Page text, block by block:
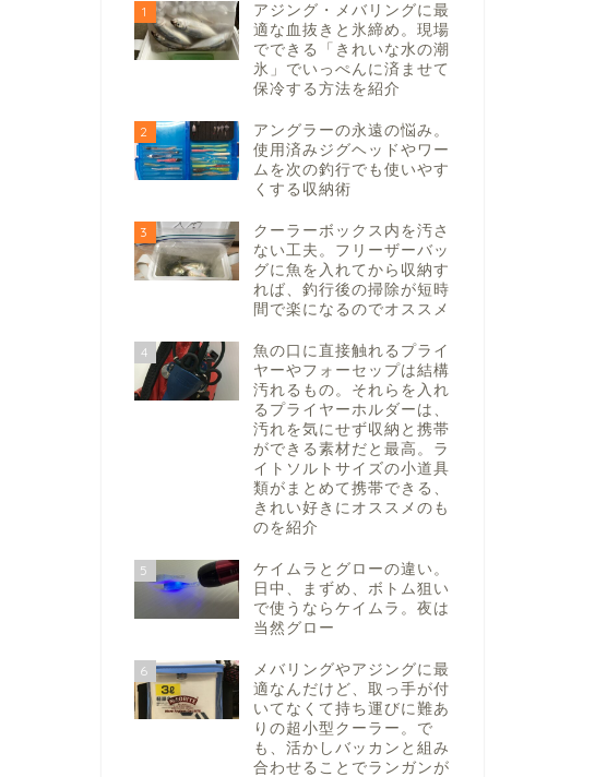
1
アジング・メバリングに最
適な血抜きと氷締め。現場
でできる「きれいな水の潮
氷」でいっぺんに済ませて
保冷する方法を紹介
2
アングラーの永遠の悩み。
使用済みジグヘッドやワー
ムを次の釣行でも使いやす
くする収納術
3
クーラーボックス内を汚さ
ない工夫。フリーザーバッ
グに魚を入れてから収納す
れば、釣行後の掃除が短時
間で楽になるのでオススメ
4
魚の口に直接触れるプライ
ヤーやフォーセップは結構
汚れるもの。それらを入れ
るプライヤーホルダーは、
汚れを気にせず収納と携帯
ができる素材だと最高。ラ
イトソルトサイズの小道具
類がまとめて携帯できる、
きれい好きにオススメのも
のを紹介
5
ケイムラとグローの違い。
日中、まずめ、ボトム狙い
で使うならケイムラ。夜は
当然グロー
6
メバリングやアジングに最
適なんだけど、取っ手が付
いてなくて持ち運びに難あ
りの超小型クーラー。で
も、活かしバッカンと組み
合わせることでランガンが